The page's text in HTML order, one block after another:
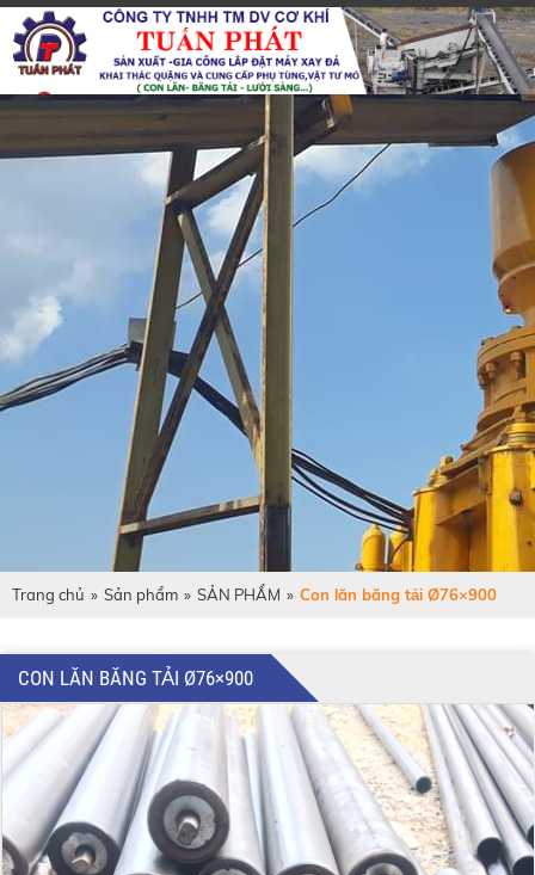
Trang chủ » Sản phẩm » SẢN PHẨM » Con lăn băng tải Ø76×900
CON LĂN BĂNG TẢI Ø76×900